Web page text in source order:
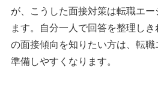
が、こうした面接対策は転職エー
ます。自分一人で回答を整理し
の面接傾向を知りたい方は、転職
準備しやすくなります。